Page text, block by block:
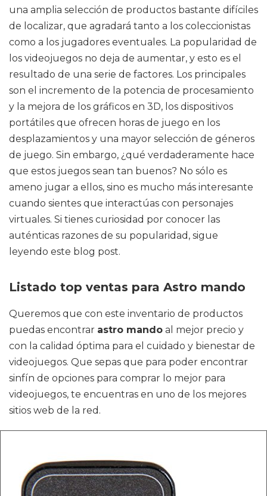
una amplia selección de productos bastante difíciles
de localizar, que agradará tanto a los coleccionistas
como a los jugadores eventuales. La popularidad de
los videojuegos no deja de aumentar, y esto es el
resultado de una serie de factores. Los principales
son el incremento de la potencia de procesamiento
y la mejora de los gráficos en 3D, los dispositivos
portátiles que ofrecen horas de juego en los
desplazamientos y una mayor selección de géneros
de juego. Sin embargo, ¿qué verdaderamente hace
que estos juegos sean tan buenos? No sólo es
ameno jugar a ellos, sino es mucho más interesante
cuando sientes que interactúas con personajes
virtuales. Si tienes curiosidad por conocer las
auténticas razones de su popularidad, sigue
leyendo este blog post.
Listado top ventas para Astro mando
Queremos que con este inventario de productos
puedas encontrar astro mando al mejor precio y
con la calidad óptima para el cuidado y bienestar de
videojuegos. Que sepas que para poder encontrar
sinfín de opciones para comprar lo mejor para
videojuegos, te encuentras en uno de los mejores
sitios web de la red.